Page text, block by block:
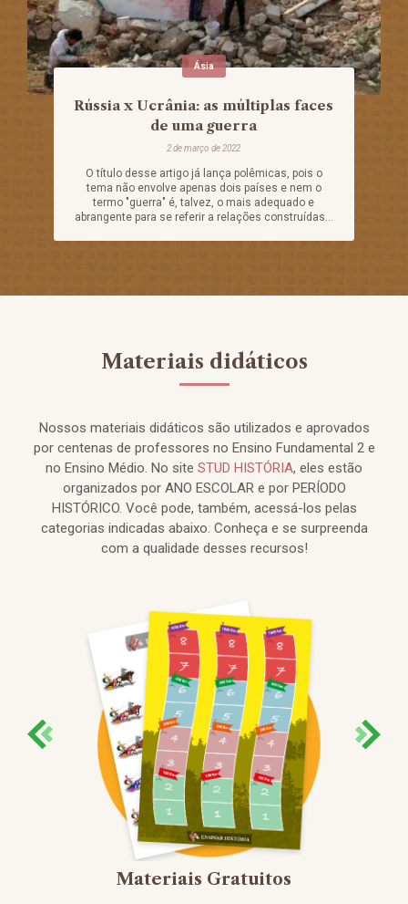
Ásia
Rússia x Ucrânia: as múltiplas faces
de uma guerra
2 de março de 2022
O título desse artigo já lança polêmicas, pois o
tema não envolve apenas dois países e nem o
termo "guerra" é, talvez, o mais adequado e
abrangente para se referir a relações construídas...
Materiais didáticos
Nossos materiais didáticos são utilizados e aprovados
por centenas de professores no Ensino Fundamental 2 e
no Ensino Médio. No site STUD HISTÓRIA, eles estão
organizados por ANO ESCOLAR e por PERÍODO
HISTÓRICO. Você pode, também, acessá-los pelas
categorias indicadas abaixo. Conheça e se surpreenda
com a qualidade desses recursos!
Materiais Gratuitos